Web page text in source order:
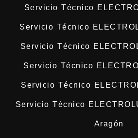
Servicio Técnico
Servicio Técnico
Servicio Técnico
Servicio Técnico
Servicio Técnico
Servicio Técnico
Aragón